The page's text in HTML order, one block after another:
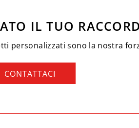
IL TUO
personalizzati sono la nostra
CONTATTACI